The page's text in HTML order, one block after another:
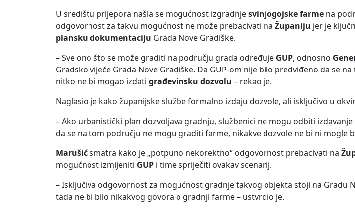
U središtu prijepora našla se mogućnost izgradnjesvinjogojske farme na
odgovornost za takvu mogućnost ne može prebacivati na Županiju jer je
plansku dokumentaciju Grada Nove Gradiške.
– Sve ono što se može graditi na području grada određuje GUP, odnosno
Gradsko vijeće Grada Nove Gradiške. Da GUP-om nije bilo predviđeno da se
nitko ne bi mogao izdati građevinsku dozvolu – rekao je.
Naglasio je kako županijske službe formalno izdaju dozvole, ali isključivo u
– Ako urbanistički plan dozvoljava gradnju, službenici ne mogu odbiti
da se na tom području ne mogu graditi farme, nikakve dozvole ne bi ni mogle
Marušićsmatra kako je „potpuno nekorektno“ odgovornost prebacivati na
mogućnost izmijeniti GUP i time spriječiti ovakav scenarij.
– Isključiva odgovornost za mogućnost gradnje takvog objekta stoji na Gradu
tada ne bi bilo nikakvog govora o gradnji farme – ustvrdio je.